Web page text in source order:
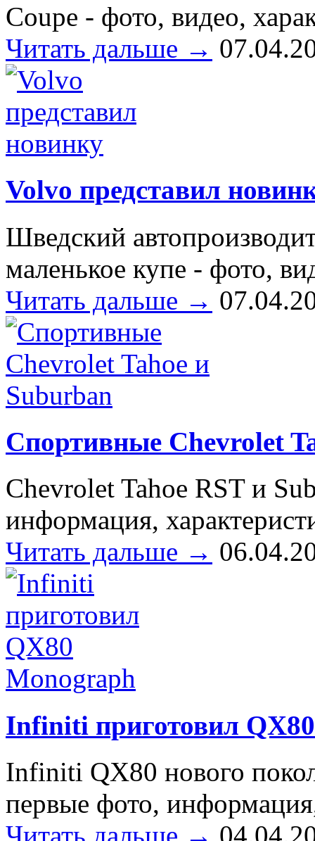
Coupe - фото, видео,
Читать дальше →
Volvo представил
Шведский
маленькое купе - фото,
Читать дальше →
Спортивные Chevrolet
Chevrolet Tahoe RST и
информация,
Читать дальше →
Infiniti приготовил
Infiniti QX80 нового
первые фото,
Читать дальше →